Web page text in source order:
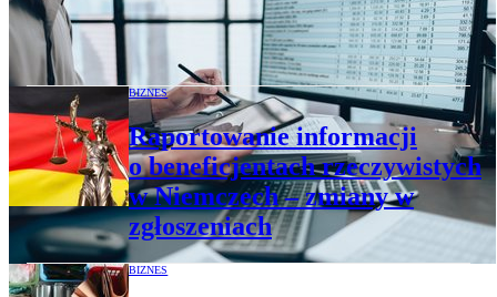
Jak walczyć z problemami płynności
finansowej firmy?
BIZNES
Raportowanie informacji
o beneficjentach rzeczywistych
w Niemczech – zmiany w
zgłoszeniach
BIZNES